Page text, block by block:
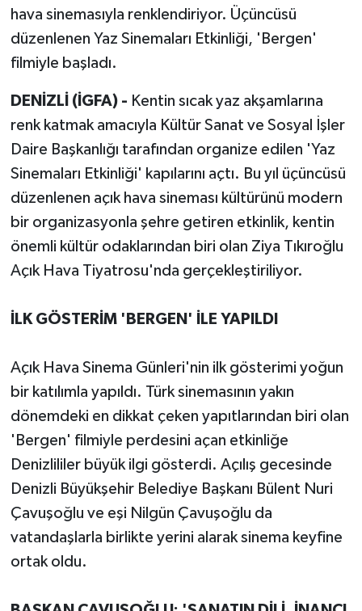
hava sinemasıyla renklendiriyor. Üçüncüsü
düzenlenen Yaz Sinemaları Etkinliği, 'Bergen'
filmiyle başladı.
DENİZLİ (İGFA) - Kentin sıcak yaz akşamlarına
renk katmak amacıyla Kültür Sanat ve Sosyal İşler
Daire Başkanlığı tarafından organize edilen 'Yaz
Sinemaları Etkinliği' kapılarını açtı. Bu yıl üçüncüsü
düzenlenen açık hava sineması kültürünü modern
bir organizasyonla şehre getiren etkinlik, kentin
önemli kültür odaklarından biri olan Ziya Tıkıroğlu
Açık Hava Tiyatrosu'nda gerçekleştiriliyor.
İLK GÖSTERİM 'BERGEN' İLE YAPILDI
Açık Hava Sinema Günleri'nin ilk gösterimi yoğun
bir katılımla yapıldı. Türk sinemasının yakın
dönemdeki en dikkat çeken yapıtlarından biri olan
'Bergen' filmiyle perdesini açan etkinliğe
Denizlililer büyük ilgi gösterdi. Açılış gecesinde
Denizli Büyükşehir Belediye Başkanı Bülent Nuri
Çavuşoğlu ve eşi Nilgün Çavuşoğlu da
vatandaşlarla birlikte yerini alarak sinema keyfine
ortak oldu.